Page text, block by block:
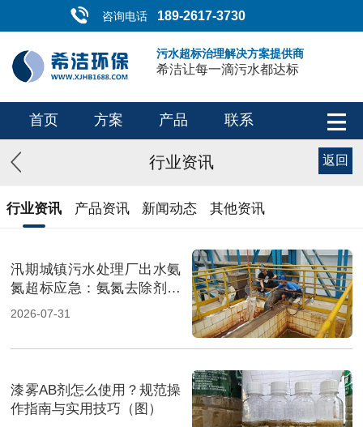
咨询电话 189-2617-3730
污水超标治理解决方案提供商
希洁让每一滴污水都达标
首页 方案 产品 联系
行业资讯 返回
行业资讯 产品资讯 新闻动态 其他资讯
汛期城镇污水处理厂出水氨
氮超标应急：氨氮去除剂投
加方法及实操指南（图）
2026-07-31
漆雾AB剂怎么使用？规范操
作指南与实用技巧（图）